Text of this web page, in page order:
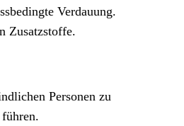
Verdauung.
Zusatzstoffe.
Personen zu